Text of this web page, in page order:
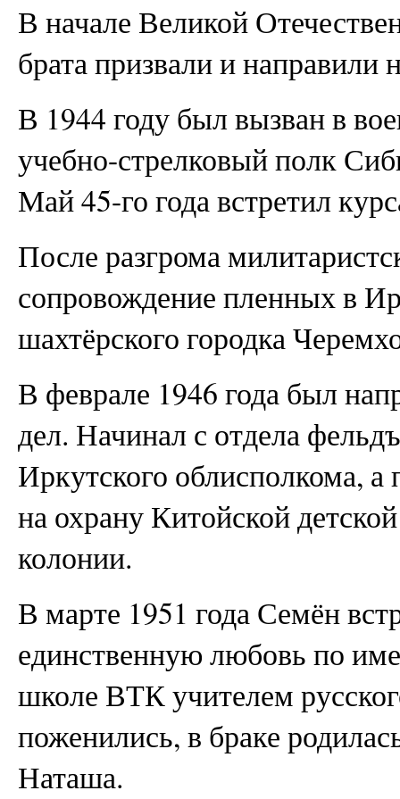
В начале Великой
брата призвали и направили
В 1944 году был вызван в
учебно-стрелковый полк
Май 45-го года встретил
После разгрома
сопровождение пленных в
шахтёрского городка
В феврале 1946 года был
дел. Начинал с отдела
Иркутского облисполкома, а
на охрану Китойской
колонии.
В марте 1951 года Семён
единственную любовь по
школе ВТК учителем
поженились, в браке
Наташа.